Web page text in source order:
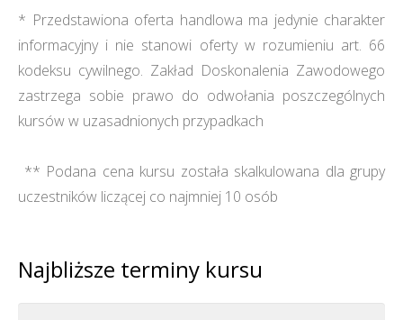
* Przedstawiona oferta handlowa ma jedynie charakter
informacyjny i nie stanowi oferty w rozumieniu art. 66
kodeksu cywilnego. Zakład Doskonalenia Zawodowego
zastrzega sobie prawo do odwołania poszczególnych
kursów w uzasadnionych przypadkach
** Podana cena kursu została skalkulowana dla grupy
uczestników liczącej co najmniej 10 osób
Najbliższe terminy kursu